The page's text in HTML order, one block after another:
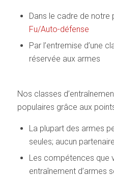
Dans le cadre de notre
Fu/Auto-défense
Par l’entremise d’une
réservée aux armes
Nos classes
populaires grâce aux
La plupart des armes
seules; aucun
Les compétences que
entraînement d’armes